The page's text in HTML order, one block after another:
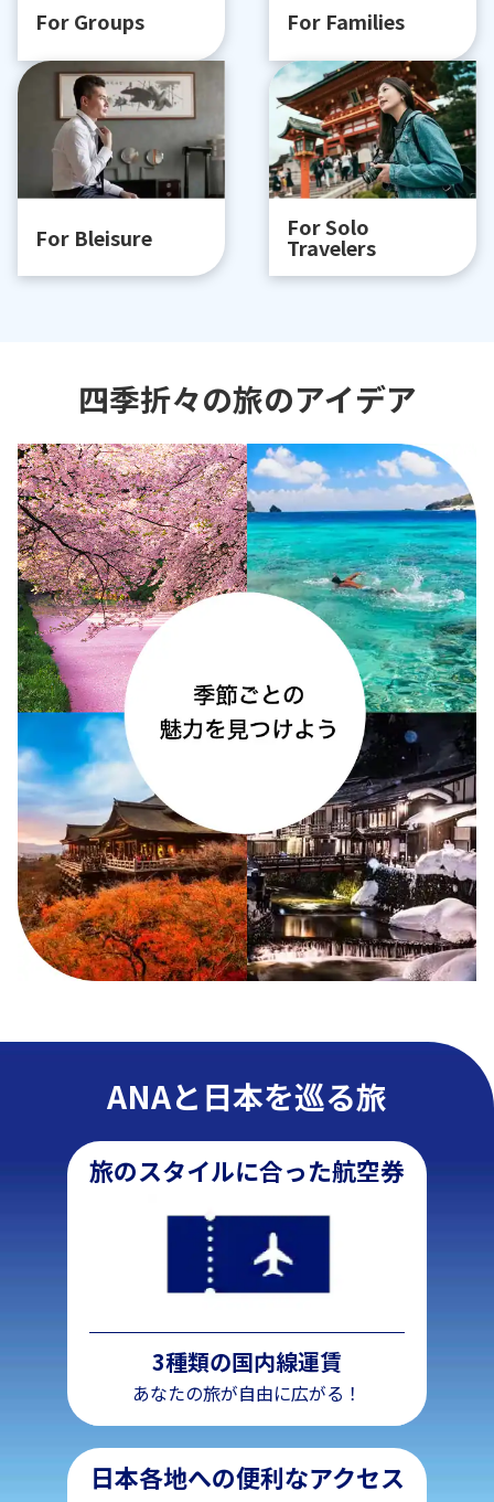
For Groups For Families
For Bleisure For Solo
Travelers
四季折々の旅のアイデア
ANAと日本を巡る旅
旅のスタイルに合った航空券
3種類の国内線運賃
あなたの旅が自由に広がる！
日本各地への便利なアクセス